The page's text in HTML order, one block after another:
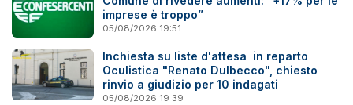
imprese è troppo”
05/08/2026 19:51
Inchiesta su liste d'attesa in reparto
Oculistica "Renato Dulbecco", chiesto
rinvio a giudizio per 10 indagati
05/08/2026 19:39